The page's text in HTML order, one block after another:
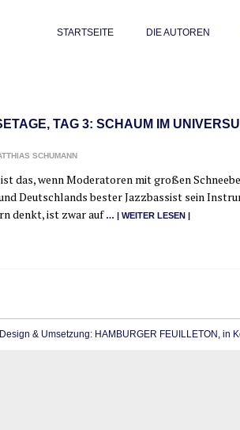
STARTSEITE DIE AUTOREN
TAG 3: SCHAUM IM
SCHUMANN
ist das, wenn Mode­ra­to­ren mit gro­ßen
Deutsch­lands bes­ter Jazz­bas­sist sein
denkt, ist zwar auf … | WEI­TER LESEN |
& Umsetzung: HAMBURGER FEUILLETON, in